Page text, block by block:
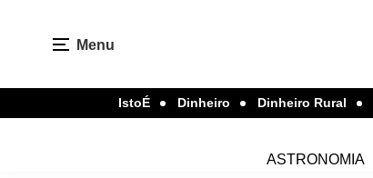
Menu
IstoÉ Dinheiro Dinheiro Rural
ASTRONOMIA